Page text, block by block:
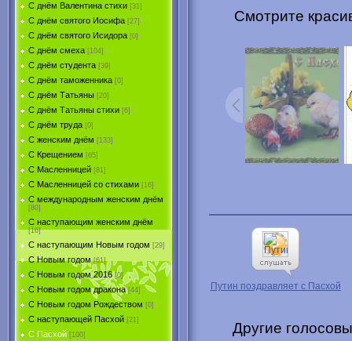
С днём Валентина стихи [31]
С днём святого Иосифа [27]
С днём святого Исидора [0]
С днём смеха [104]
С днём студента [39]
С днём таможенника [0]
С днём Татьяны [20]
С днём Татьяны стихи [6]
С днём труда [0]
С женским днём [133]
С Крещением [65]
С Масленницей [81]
С Масленницей со стихами [16]
С международным женским днём
[80]
С наступающим женским днём
[16]
С наступающим Новым годом [29]
С Новым годом [61]
С Новым годом 2016 [0]
С Новым годом дракона [44]
С Новым годом Рождеством [0]
С наступающей Пасхой [21]
С Пасхой [100]
Смотрите
Путин поздравляет с Пасхой
Другие